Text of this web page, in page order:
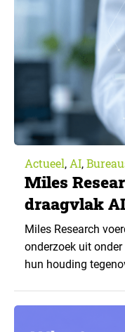
Actueel, AI,
Miles
draagvlak
CZ
Miles Research
onderzoek uit
hun houding
toepassingen, en